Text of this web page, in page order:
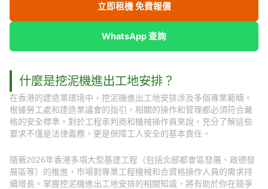
立即租機 免費報價
WhatsApp 查詢
什麼是挖泥機進出工地安排？
在香港的建造業環境中，挖泥機進出工地安排涉及多個專業範疇。
根據勞工處和建造業議會的指引，相關的操作和管理都必須符合嚴
格的安全標準。對於工程承判商和機械操作員來說，充分了解這些
要求不僅是法律義務，更是保障工人安全的基本責任。
隨著2026年香港多項大型基建工程（包括北部都會區發展、啟德發
展區等）的推進，市場對專業工程機械和合資格操作人員的需求持
續增長。掌握挖泥機進出工地安排的相關知識，將有助於你在競爭